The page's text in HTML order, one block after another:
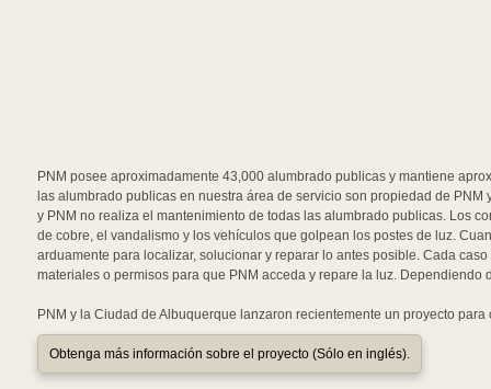
PNM posee aproximadamente 43,000 alumbrado publicas y mantiene
las alumbrado publicas en nuestra área de servicio son propiedad de
y PNM no realiza el mantenimiento de todas las alumbrado publicas. Los
de cobre, el vandalismo y los vehículos que golpean los postes de luz.
arduamente para localizar, solucionar y reparar lo antes posible. Cada
materiales o permisos para que PNM acceda y repare la luz.
PNM y la Ciudad de Albuquerque lanzaron recientemente un proyecto
Obtenga más información sobre el proyecto (Sólo en inglés).